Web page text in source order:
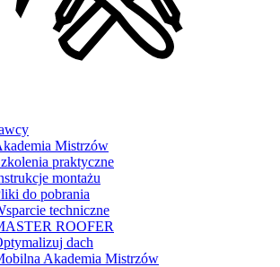
Mistrzów
praktyczne
montażu
do pobrania
techniczne
ROOFER
dach
Akademia Mistrzów